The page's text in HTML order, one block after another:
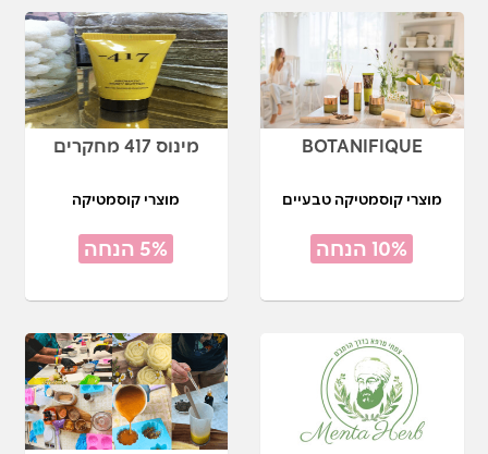
BOTANIFIQUE
מוצרי קוסמטיקה טבעיים
10% הנחה
מינוס 417 מחקרים
מוצרי קוסמטיקה
5% הנחה